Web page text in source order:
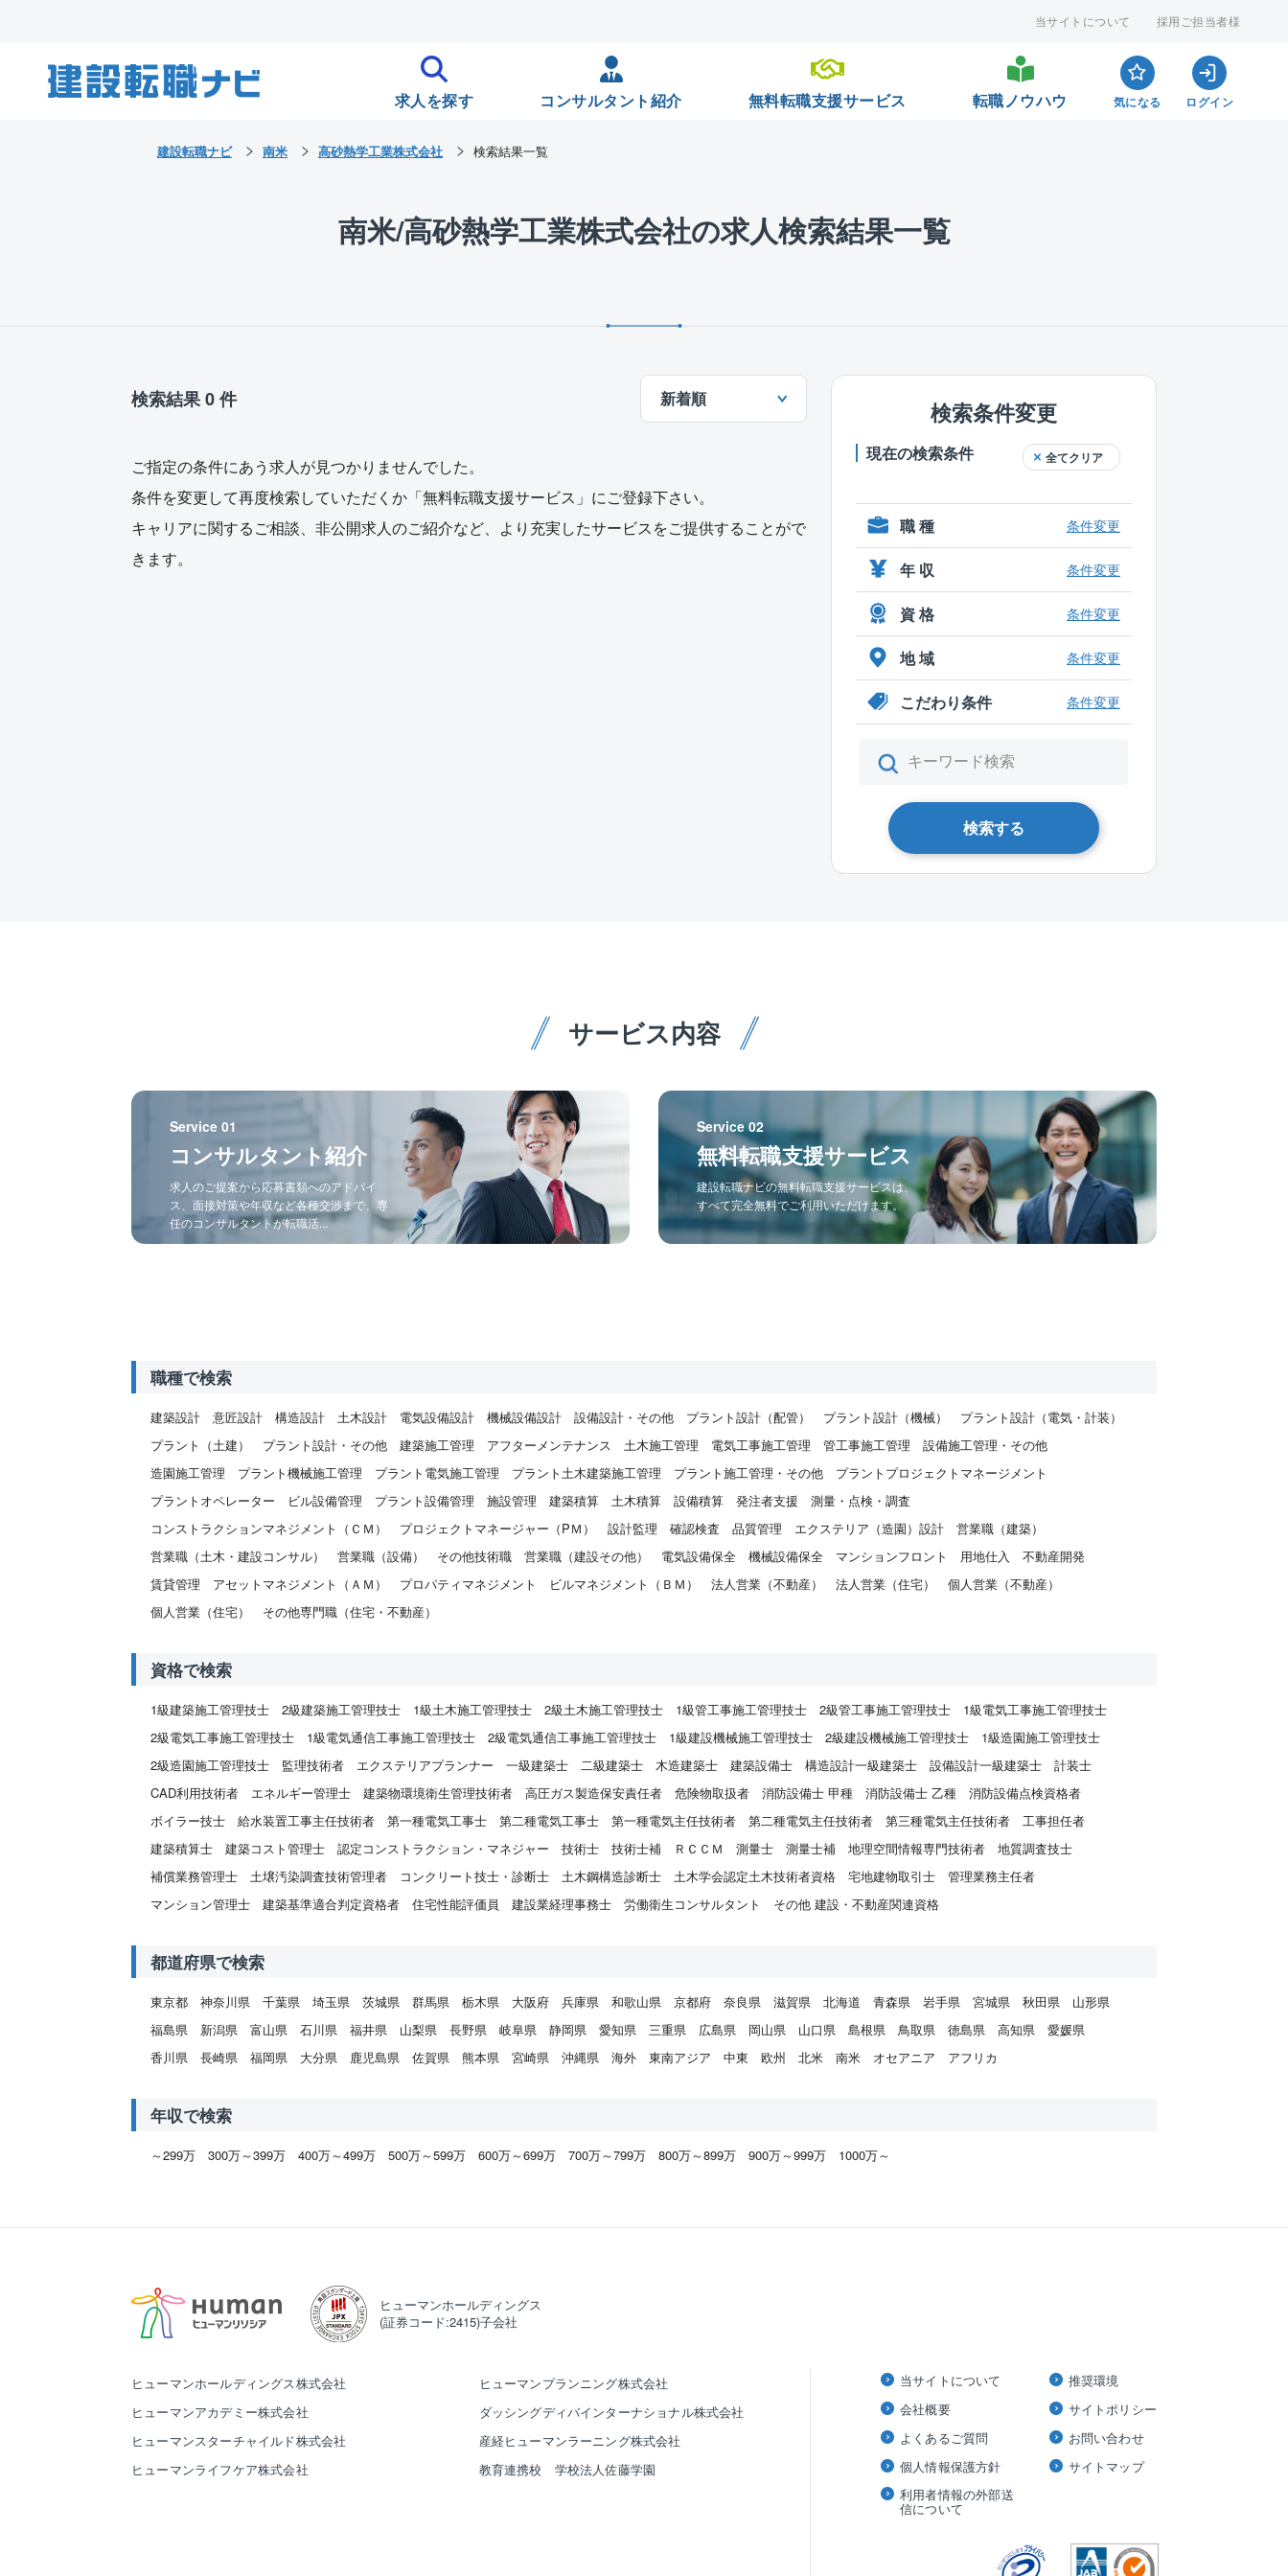
当サイトについて 採用ご担当者様
求人を探す コンサルタント紹介 無料転職支援サービス 転職ノウハウ 気になる ログイン
南米/高砂熱学工業株式会社の求人検索結果一覧
検索結果 0 件 新着順
ご指定の条件にあう求人が見つかりませんでした。
条件を変更して再度検索していただくか「無料転職支援サービス」にご登録下さい。
キャリアに関するご相談、非公開求人のご紹介など、より充実したサービスをご提供することがで
きます。
検索条件変更
現在の検索条件 全てクリア
職 種 条件変更
年 収 条件変更
資 格 条件変更
地 域 条件変更
こだわり条件 条件変更
検索する
サービス内容
Service 01
コンサルタント紹介
求人のご提案から応募書類へのアドバイ
ス、面接対策や年収など各種交渉まで、専
任のコンサルタントが転職活...
Service 02
無料転職支援サービス
建設転職ナビの無料転職支援サービスは、
すべて完全無料でご利用いただけます。
職種で検索
建築設計 意匠設計 構造設計 土木設計 電気設備設計 機械設備設計 設備設計・その他 プラント設計（配管） プラント設計（機械）
プラント設計（電気・計装）
プラント（土建）
プラント設計・その他 建築施工管理 アフターメンテナンス 土木施工管理 電気工事施工管理 管工事施工管理
設備施工管理・その他
造園施工管理
プラント機械施工管理 プラント電気施工管理 プラント土木建築施工管理 プラント施工管理・その他
プラントプロジェクトマネージメント
プラントオペレーター
ビル設備管理 プラント設備管理 施設管理 建築積算 土木積算 設備積算 発注者支援
測量・点検・調査
コンストラクションマネジメント（ＣＭ）
プロジェクトマネージャー（PＭ） 設計監理 確認検査 品質管理 エクステリア（造園）設計
営業職（建築）
営業職（土木・建設コンサル）
営業職（設備） その他技術職 営業職（建設その他） 電気設備保全 機械設備保全 マンションフロント 用地仕入
不動産開発
賃貸管理
アセットマネジメント（ＡＭ） プロパティマネジメント ビルマネジメント（ＢＭ） 法人営業（不動産） 法人営業（住宅）
個人営業（不動産）
個人営業（住宅）
その他専門職（住宅・不動産）
資格で検索
1級建築施工管理技士 2級建築施工管理技士 1級土木施工管理技士 2級土木施工管理技士 1級管工事施工管理技士 2級管工事施工管理技士
1級電気工事施工管理技士
2級電気工事施工管理技士
1級電気通信工事施工管理技士 2級電気通信工事施工管理技士 1級建設機械施工管理技士 2級建設機械施工管理技士
1級造園施工管理技士
2級造園施工管理技士
監理技術者 エクステリアプランナー 一級建築士 二級建築士 木造建築士 建築設備士 構造設計一級建築士 設備設計一級建築士
計装士
CAD利用技術者
エネルギー管理士 建築物環境衛生管理技術者 高圧ガス製造保安責任者 危険物取扱者 消防設備士 甲種 消防設備士 乙種
消防設備点検資格者
ボイラー技士
給水装置工事主任技術者 第一種電気工事士 第二種電気工事士 第一種電気主任技術者 第二種電気主任技術者 第三種電気主任技術者
工事担任者
建築積算士
建築コスト管理士 認定コンストラクション・マネジャー 技術士 技術士補 ＲＣＣＭ 測量士 測量士補 地理空間情報専門技術者
地質調査技士
補償業務管理士
土壌汚染調査技術管理者 コンクリート技士・診断士 土木鋼構造診断士 土木学会認定土木技術者資格 宅地建物取引士
管理業務主任者
マンション管理士
建築基準適合判定資格者 住宅性能評価員 建設業経理事務士 労働衛生コンサルタント その他 建設・不動産関連資格
都道府県で検索
東京都 神奈川県 千葉県 埼玉県 茨城県 群馬県 栃木県 大阪府 兵庫県 和歌山県 京都府 奈良県 滋賀県 北海道 青森県 岩手県 宮城県 秋田県
山形県
福島県
新潟県 富山県 石川県 福井県 山梨県 長野県 岐阜県 静岡県 愛知県 三重県 広島県 岡山県 山口県 島根県 鳥取県 徳島県 高知県
愛媛県
香川県
長崎県 福岡県 大分県 鹿児島県 佐賀県 熊本県 宮崎県 沖縄県 海外 東南アジア 中東 欧州 北米 南米 オセアニア アフリカ
年収で検索
～299万 300万～399万 400万～499万 500万～599万 600万～699万 700万～799万 800万～899万 900万～999万 1000万～
建設転職ナビ 南米 高砂熱学工業株式会社 検索結果一覧
ヒューマンホールディングス
(証券コード:2415)子会社
ヒューマンホールディングス株式会社
ヒューマンアカデミー株式会社
ヒューマンスターチャイルド株式会社
ヒューマンライフケア株式会社
ヒューマンプランニング株式会社
ダッシングディバインターナショナル株式会社
産経ヒューマンラーニング株式会社
教育連携校 学校法人佐藤学園
当サイトについて
会社概要
よくあるご質問
個人情報保護方針
利用者情報の外部送
信について
推奨環境
サイトポリシー
お問い合わせ
サイトマップ